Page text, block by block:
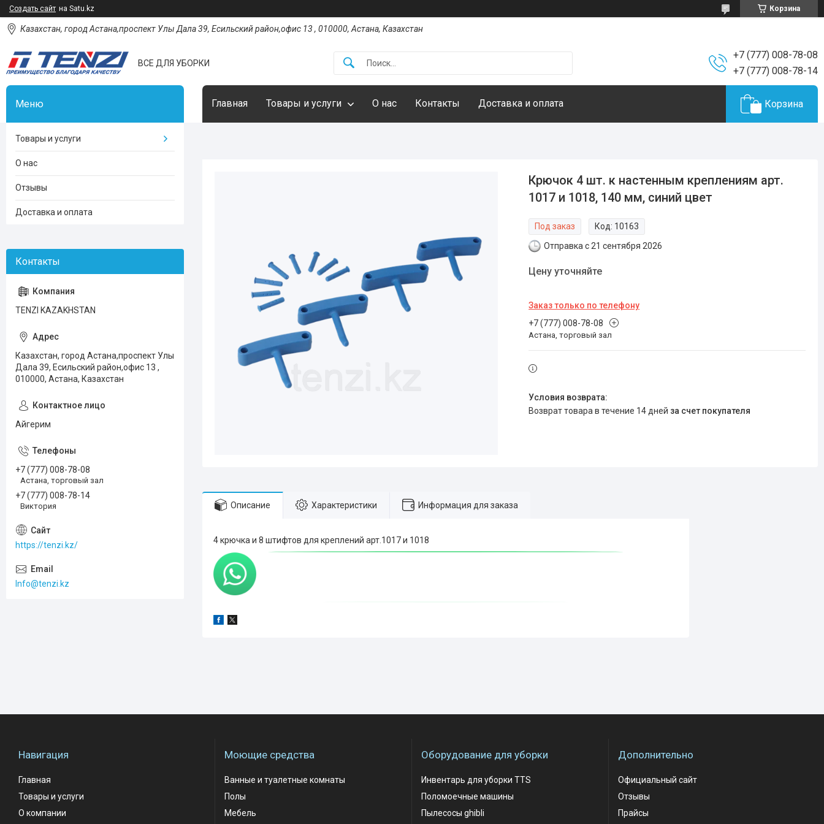
Создать сайт на Satu.kz Корзина
Казахстан, город Астана,проспект Улы Дала 39, Есильский район,офис 13 , 010000, Астана, Казахстан
ВСЕ ДЛЯ УБОРКИ
+7 (777) 008-78-08
+7 (777) 008-78-14
Главная Товары и услуги О нас Контакты Доставка и оплата Корзина
Крючок 4 шт. к настенным креплениям арт.
1017 и 1018, 140 мм, синий цвет
Под заказ Код: 10163
Отправка с 21 сентября 2026
Цену уточняйте
Заказ только по телефону
+7 (777) 008-78-08
Астана, торговый зал
возврат товара в течение 14 дней за счет покупателя
Описание Характеристики Информация для заказа
4 крючка и 8 штифтов для креплений арт.1017 и 1018
Товары и услуги
О нас
Отзывы
Доставка и оплата
TENZI KAZAKHSTAN
Казахстан, город Астана,проспект Улы
Дала 39, Есильский район,офис 13 ,
010000, Астана, Казахстан
Айгерим
+7 (777) 008-78-08
Астана, торговый зал
+7 (777) 008-78-14
Виктория
https://tenzi.kz/
Info@tenzi.kz
Навигация
Главная
Товары и услуги
О компании
Моющие средства
Ванные и туалетные комнаты
Полы
Мебель
Оборудование для уборки
Инвентарь для уборки TTS
Поломоечные машины
Пылесосы ghibli
Дополнительно
Официальный сайт
Отзывы
Прайсы